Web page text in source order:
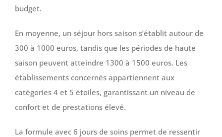
budget.
En moyenne, un séjour hors saison s’établit autour de
300 à 1000 euros, tandis que les périodes de haute
saison peuvent atteindre 1300 à 1500 euros. Les
établissements concernés appartiennent aux
catégories 4 et 5 étoiles, garantissant un niveau de
confort et de prestations élevé.
La formule avec 6 jours de soins permet de ressentir